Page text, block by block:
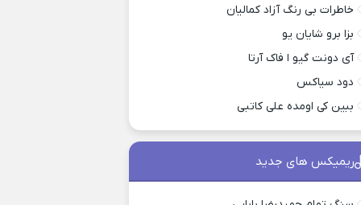
خاطرات بی رنگ آزاد کمالیان
بزا برو شایان یو
آی دونت گیو ا فاک آرتا
دود سیاکس
ببین کی اومده علی کاتبی
ریمیکس های جدید